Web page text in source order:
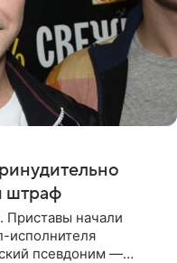
штраф
начали
исполнителя
псевдоним —